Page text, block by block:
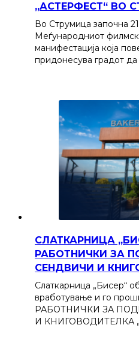
„АСТЕРФЕСТ“ ВО
Во Струмица започна
Меѓународниот
манифестација која
придонесува градот да
СЛАТКАРНИЦА
РАБОТНИЧКИ ЗА
СЕНДВИЧИ И
Слаткарница „Бисер“
вработување и го
РАБОТНИЧКИ ЗА
И КНИГОВОДИТЕЛКА